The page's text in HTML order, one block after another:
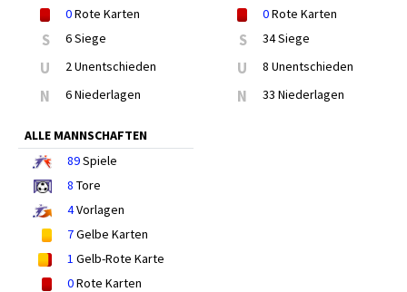
0Rote Karten
S 6 Siege
U 2 Unentschieden
N 6 Niederlagen
0Rote Karten
S 34 Siege
U 8 Unentschieden
N 33 Niederlagen
ALLE MANNSCHAFTEN
89Spiele
8 Tore
4Vorlagen
7Gelbe Karten
1 Gelb-Rote Karte
0Rote Karten